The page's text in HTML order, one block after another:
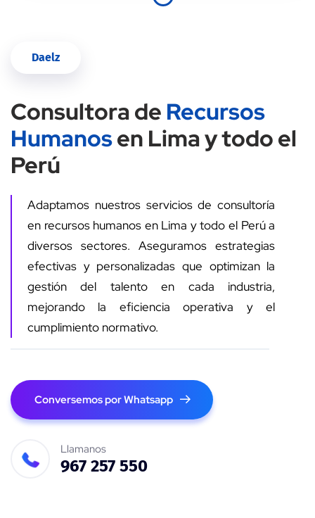
Daelz
Consultora de Recursos
Humanosen Lima y todo el
Perú
Adaptamos nuestros servicios de consultoría
en recursos humanos en Lima y todo el Perú a
diversos sectores. Aseguramos estrategias
efectivas y personalizadas que optimizan la
gestión del talento en cada industria,
mejorando la eficiencia operativa y el
cumplimiento normativo.
Conversemos por Whatsapp
Llamanos
967 257 550